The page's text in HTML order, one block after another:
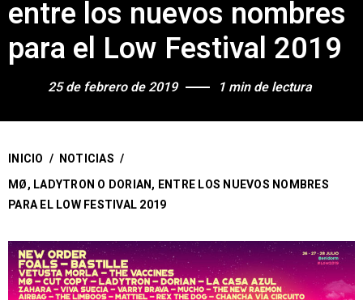
entre los nuevos nombres
para el Low Festival 2019
25 de febrero de 2019 1 min de lectura
INICIO / NOTICIAS /
MØ, LADYTRON O DORIAN, ENTRE LOS NUEVOS NOMBRES
PARA EL LOW FESTIVAL 2019